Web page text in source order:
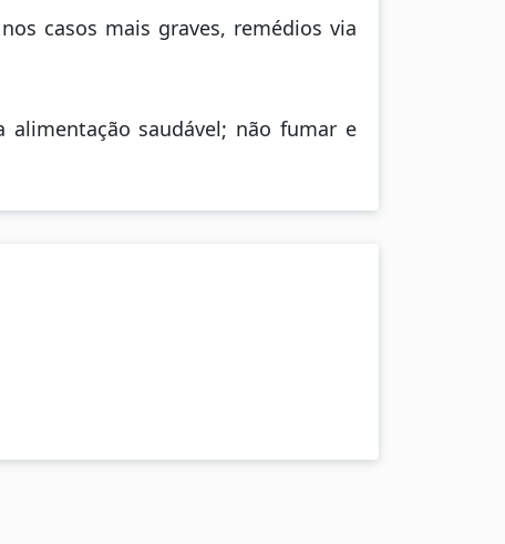
casos mais graves, remédios via
saudável; não fumar e